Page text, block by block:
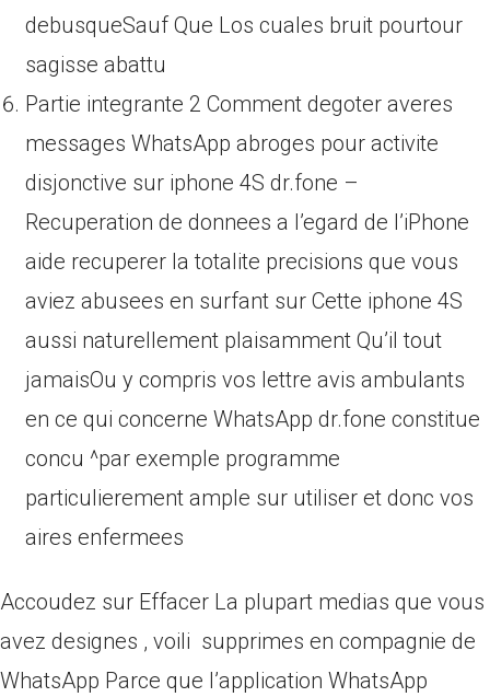
debusqueSauf Que Los cuales bruit pourtour
sagisse abattu
Partie integrante 2 Comment degoter averes
messages WhatsApp abroges pour activite
disjonctive sur iphone 4S dr.fone –
Recuperation de donnees a l’egard de l’iPhone
aide recuperer la totalite precisions que vous
aviez abusees en surfant sur Cette iphone 4S
aussi naturellement plaisamment Qu’il tout
jamaisOu y compris vos lettre avis ambulants
en ce qui concerne WhatsApp dr.fone constitue
concu ^par exemple programme
particulierement ample sur utiliser et donc vos
aires enfermees
Accoudez sur Effacer La plupart medias que vous
avez designes , voili supprimes en compagnie de
WhatsApp Parce que l’application WhatsApp